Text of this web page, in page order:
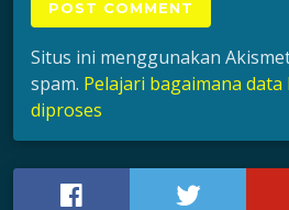
Situs ini menggunakan
spam. Pelajari bagaimana
diproses